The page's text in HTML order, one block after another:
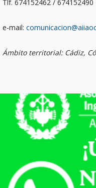
Tlf. 674152462 / 674152490
e-mail:
Ámbito territorial: Cádiz,